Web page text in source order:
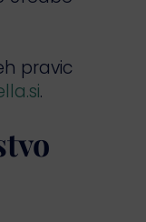
pravic
.